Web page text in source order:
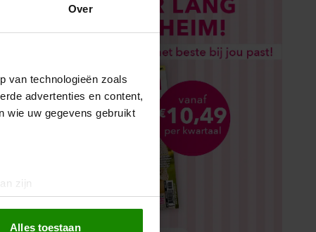
Over
van technologieën zoals
advertenties en content,
wie uw gegevens gebruikt
zijn
Alles toestaan